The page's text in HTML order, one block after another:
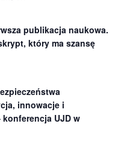
publikacja naukowa.
który ma szansę
innowacje i
UJD w